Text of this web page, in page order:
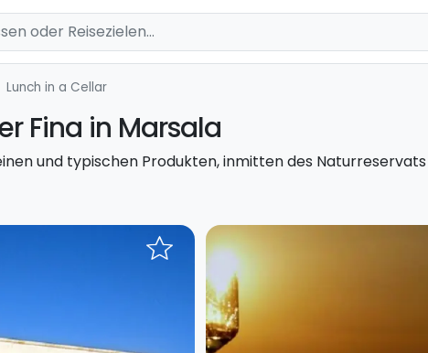
Lunch in a Cellar
Fina in Marsala
und typischen Produkten, inmitten des